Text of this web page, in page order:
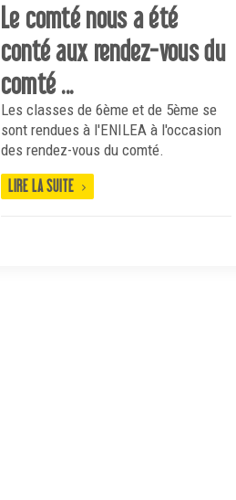
Le comté nous a été
conté aux rendez-vous du
comté ...
Les classes de 6ème et de 5ème se
sont rendues à l'ENILEA à l'occasion
des rendez-vous du comté.
LIRE LA SUITE